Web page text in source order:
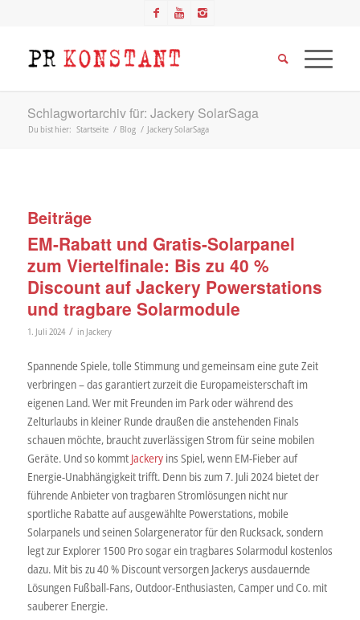
Schlagwortarchiv für: Jackery SolarSaga
Du bist hier: Startseite / Blog / Jackery SolarSaga
Beiträge
EM-Rabatt und Gratis-Solarpanel
zum Viertelfinale: Bis zu 40 %
Discount auf Jackery Powerstations
und tragbare Solarmodule
1. Juli 2024 / in Jackery
Spannende Spiele, tolle Stimmung und gemeinsam eine gute Zeit
verbringen – das garantiert zurzeit die Europameisterschaft im
eigenen Land. Wer mit Freunden im Park oder während des
Zelturlaubs in kleiner Runde draußen die anstehenden Finals
schauen möchte, braucht zuverlässigen Strom für seine mobilen
Geräte. Und so kommt Jackeryins Spiel, wenn EM-Fieber auf
Energie-Unabhängigkeit trifft. Denn bis zum 7. Juli 2024 bietet der
führende Anbieter von tragbaren Stromlösungen nicht nur
sportliche Rabatte auf ausgewählte Powerstations, mobile
Solarpanels und seinen Solargenerator für den Rucksack, sondern
legt zur Explorer 1500 Pro sogar ein tragbares Solarmodul kostenlos
dazu. Mit bis zu 40 % Discount versorgen Jackerys ausdauernde
Lösungen Fußball-Fans, Outdoor-Enthusiasten, Camper und Co. mit
sauberer Energie.